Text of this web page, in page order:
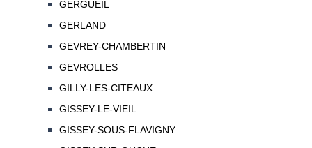
GERGUEIL
GERLAND
GEVREY-CHAMBERTIN
GEVROLLES
GILLY-LES-CITEAUX
GISSEY-LE-VIEIL
GISSEY-SOUS-FLAVIGNY